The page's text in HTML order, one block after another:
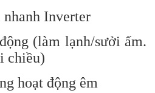
Inverter
(làm lạnh/sưởi ấm.
chiều)
hoạt động êm